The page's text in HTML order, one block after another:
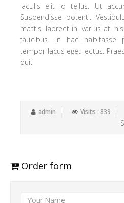
iaculis elit id tellus. Ut
Suspendisse potenti.
mattis, laoreet in, varius at,
faucibus. In hac habitasse
tempor lacus eget lectus.
dui.
admin Visits : 839
Order form